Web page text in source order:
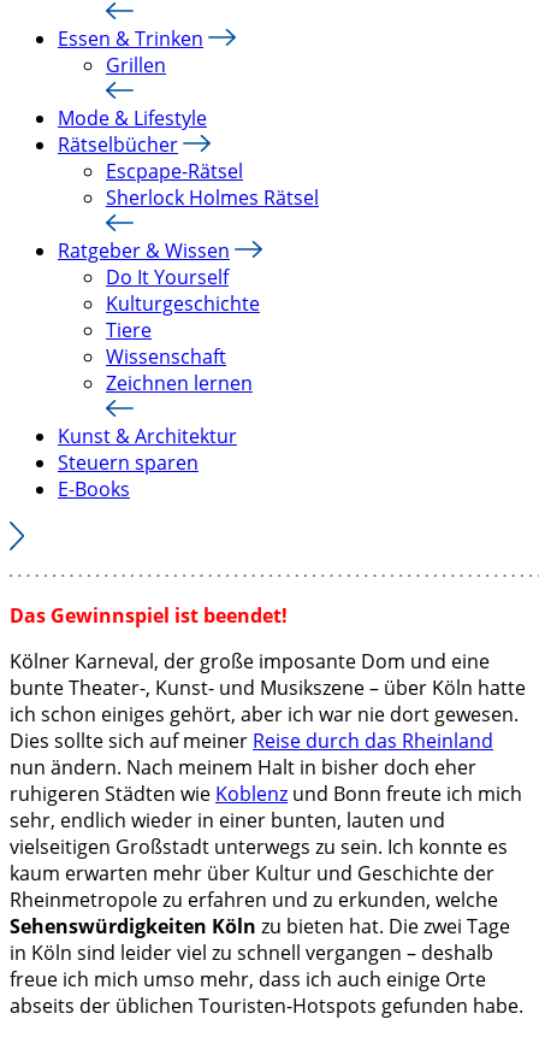
Essen & Trinken
Grillen
Mode & Lifestyle
Rätselbücher
Escpape-Rätsel
Sherlock Holmes Rätsel
Ratgeber & Wissen
Do It Yourself
Kulturgeschichte
Tiere
Wissenschaft
Zeichnen lernen
Kunst & Architektur
Steuern sparen
E-Books
Das Gewinnspiel ist beendet!
Kölner Karneval, der große imposante Dom und eine
bunte Theater-, Kunst- und Musikszene – über Köln hatte
ich schon einiges gehört, aber ich war nie dort gewesen.
Dies sollte sich auf meiner Reise durch das Rheinland
nun ändern. Nach meinem Halt in bisher doch eher
ruhigeren Städten wie Koblenz und Bonn freute ich mich
sehr, endlich wieder in einer bunten, lauten und
vielseitigen Großstadt unterwegs zu sein. Ich konnte es
kaum erwarten mehr über Kultur und Geschichte der
Rheinmetropole zu erfahren und zu erkunden, welche
Sehenswürdigkeiten Köln zu bieten hat. Die zwei Tage
in Köln sind leider viel zu schnell vergangen – deshalb
freue ich mich umso mehr, dass ich auch einige Orte
abseits der üblichen Touristen-Hotspots gefunden habe.